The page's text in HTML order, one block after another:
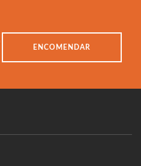
ENCOMENDAR